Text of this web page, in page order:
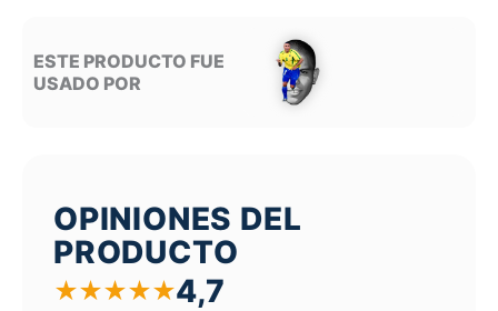
ESTE PRODUCTO FUE
USADO POR
OPINIONES DEL
PRODUCTO
★★★★★4,7